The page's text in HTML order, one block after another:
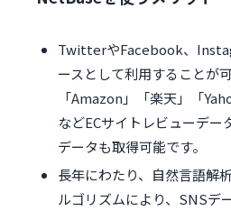
TwitterやFacebook、
ースとして利用することが
「Amazon」「楽天」「
などECサイトレビューデー
データも取得可能です。
長年にわたり、自然言語解
ルゴリズムにより、SNSデ